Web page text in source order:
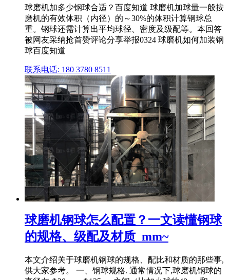
球磨机加多少钢球合适？百度知道 球磨机加球量一般按
磨机的有效体积（内径）的～30%的体积计算钢球总
重。钢球还需计算出平均球径、密度及级配等。本回答
被网友采纳抢首赞评论分享举报0324 球磨机如何加装钢
球百度知道
联系电话: 180 3780 8511
球磨机钢球怎么配置？一文读懂钢球
的规格、级配及材质_mm~
本文介绍关于球磨机钢球的规格、配比和材质的那些事,
供大家参考。 一、钢球规格. 通常情况下,球磨机钢球的